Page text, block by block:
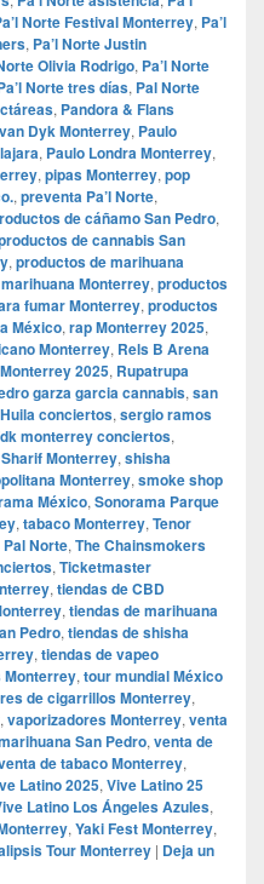
Norte Festival Monterrey, Pa’l
, Pa’l Norte Justin
Olivia Rodrigo, Pa’l Norte
Norte tres días, Pal Norte
, Pandora & Flans
Dyk Monterrey, Paulo
, Paulo Londra Monterrey,
, pipas Monterrey, pop
, preventa Pa’l Norte,
de cáñamo San Pedro,
de cannabis San
, productos de marihuana
Monterrey, productos
fumar Monterrey, productos
México, rap Monterrey 2025,
Monterrey, Rels B Arena
2025, Rupatrupa
garza garcia cannabis, san
conciertos, sergio ramos
monterrey conciertos,
Sharif Monterrey, shisha
Monterrey, smoke shop
México, Sonorama Parque
, tabaco Monterrey, Tenor
Norte, The Chainsmokers
, Ticketmaster
, tiendas de CBD
, tiendas de marihuana
Pedro, tiendas de shisha
, tiendas de vapeo
Monterrey, tour mundial México
de cigarrillos Monterrey,
, vaporizadores Monterrey, venta
San Pedro, venta de
de tabaco Monterrey,
Latino 2025, Vive Latino 25
Latino Los Ángeles Azules,
, Yaki Fest Monterrey,
Tour Monterrey | Deja un